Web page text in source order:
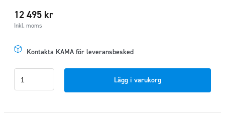
12 495 kr
Inkl. moms
Kontakta KAMA för leveransbesked
Sprinter
Lägg i varukorg